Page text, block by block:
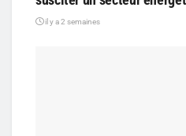
il y a 2 semaines